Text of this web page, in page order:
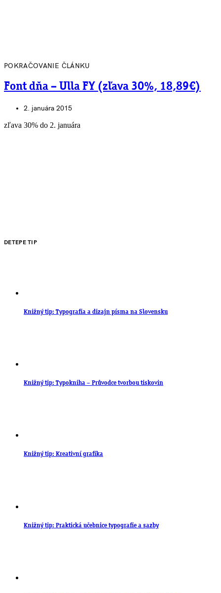
POKRAČOVANIE ČLÁNKU
Font dňa – Ulla FY (zľava 30%, 18,89€)
2. januára 2015
zľava 30% do 2. januára
DETEPE TIP
Knižný tip: Typografia a dizajn písma na Slovensku
Knižný tip: Typokniha – Průvodce tvorbou tiskovin
Knižný tip: Kreativní grafika
Knižný tip: Praktická učebnice typografie a sazby